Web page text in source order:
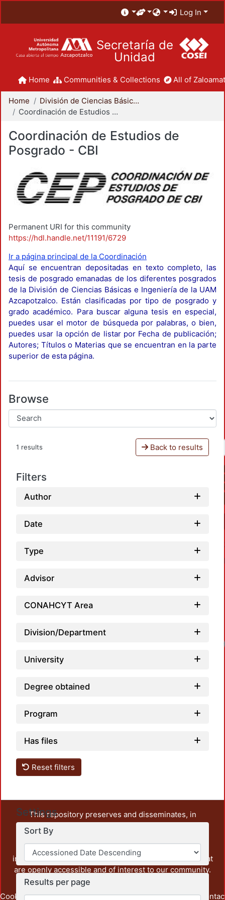
Log In
Secretaría de
Unidad
Home Communities & Collections All of
Home
División de Ciencias Básicas e Ingeniería
Coordinación de Estudios de Posgrado - CBI
Coordinación de Estudios de
Posgrado - CBI
Permanent URI for this community
https://hdl.handle.net/11191/6729
Ir a página principal de la Coordinación
Aquí se encuentran depositadas en texto completo, las
tesis de posgrado emanadas de los diferentes posgrados
de la División de Ciencias Básicas e Ingeniería de la UAM
Azcapotzalco. Están clasificadas por tipo de posgrado y
grado académico. Para buscar alguna tesis en especial,
puedes usar el motor de búsqueda por palabras, o bien,
puedes usar la opción de listar por Fecha de publicación;
Autores; Títulos o Materias que se encuentran en la parte
superior de esta página.
Browse
1 results Back to results
Filters
Author
Date
Type
Advisor
CONAHCYT Area
Division/Department
University
Degree obtained
Program
Has files
Reset filters
Settings
Sort By
Results per page
This repository preserves and disseminates, in
unrestricted open access, the teaching and research
output of UAM Azcapotzalco. It also includes some
administrative and graphic documents from the
institution, as well as content from other institutions that
are openly accessible and of interest to our community.
Cookie Privacy End User Send